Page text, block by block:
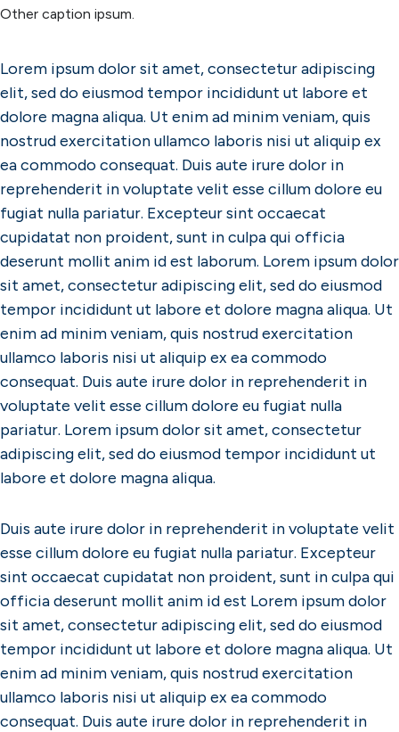
Other caption ipsum.
Lorem ipsum dolor sit amet, consectetur adipiscing
elit, sed do eiusmod tempor incididunt ut labore et
dolore magna aliqua. Ut enim ad minim veniam, quis
nostrud exercitation ullamco laboris nisi ut aliquip ex
ea commodo consequat. Duis aute irure dolor in
reprehenderit in voluptate velit esse cillum dolore eu
fugiat nulla pariatur. Excepteur sint occaecat
cupidatat non proident, sunt in culpa qui officia
deserunt mollit anim id est laborum. Lorem ipsum dolor
sit amet, consectetur adipiscing elit, sed do eiusmod
tempor incididunt ut labore et dolore magna aliqua. Ut
enim ad minim veniam, quis nostrud exercitation
ullamco laboris nisi ut aliquip ex ea commodo
consequat. Duis aute irure dolor in reprehenderit in
voluptate velit esse cillum dolore eu fugiat nulla
pariatur. Lorem ipsum dolor sit amet, consectetur
adipiscing elit, sed do eiusmod tempor incididunt ut
labore et dolore magna aliqua.
Duis aute irure dolor in reprehenderit in voluptate velit
esse cillum dolore eu fugiat nulla pariatur. Excepteur
sint occaecat cupidatat non proident, sunt in culpa qui
officia deserunt mollit anim id est Lorem ipsum dolor
sit amet, consectetur adipiscing elit, sed do eiusmod
tempor incididunt ut labore et dolore magna aliqua. Ut
enim ad minim veniam, quis nostrud exercitation
ullamco laboris nisi ut aliquip ex ea commodo
consequat. Duis aute irure dolor in reprehenderit in